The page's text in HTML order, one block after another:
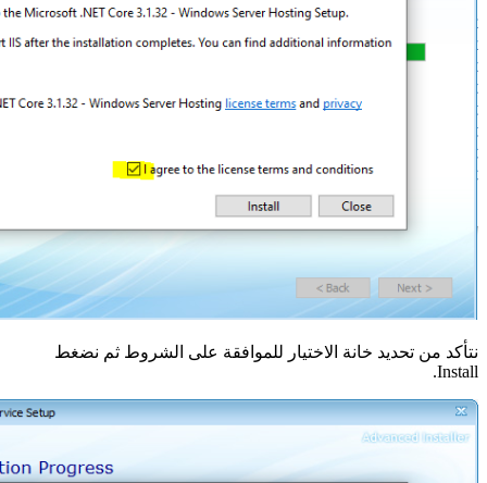
نتأكد من تحديد خانة الاختيار للموافقة على الشروط ثم نضغط
Install.